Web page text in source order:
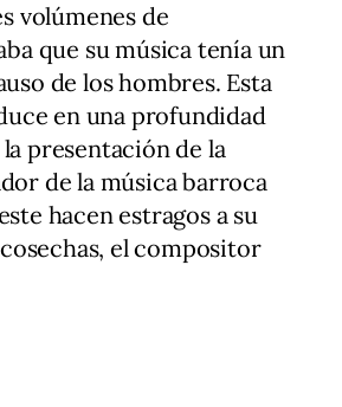
volúmenes de
que su música tenía un
de los hombres. Esta
en una profundidad
presentación de la
de la música barroca
hacen estragos a su
el compositor